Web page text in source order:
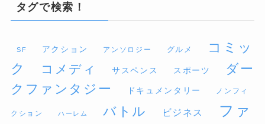
タグで検索！
SF アクション アンソロジー グルメ
コミッ
ク
コメディ サスペンス スポーツ
ダー
クファンタジー
ドキュメンタリー ノンフィ
クション ハーレム バトル ビジネス
ファ